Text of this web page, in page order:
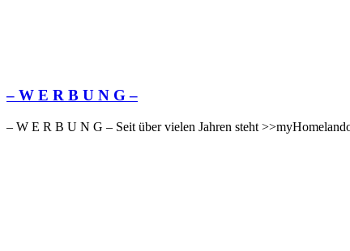
– W Ε R Β U Ν G –
– W Ε R Β U Ν G – Seit über vielen Jahren steht